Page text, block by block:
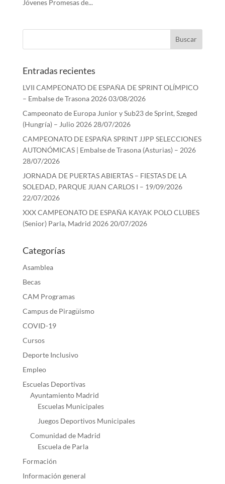
Jóvenes Promesas de...
Entradas recientes
LVII CAMPEONATO DE ESPAÑA DE SPRINT OLÍMPICO
– Embalse de Trasona 202603/08/2026
Campeonato de Europa Junior y Sub23 de Sprint, Szeged
(Hungría) – Julio 2026 28/07/2026
CAMPEONATO DE ESPAÑA SPRINT JJPP SELECCIONES
AUTONÓMICAS | Embalse de Trasona (Asturias) – 2026
28/07/2026
JORNADA DE PUERTAS ABIERTAS – FIESTAS DE LA
SOLEDAD, PARQUE JUAN CARLOS I – 19/09/2026
22/07/2026
XXX CAMPEONATO DE ESPAÑA KAYAK POLO CLUBES
(Senior) Parla, Madrid 2026 20/07/2026
Categorías
Asamblea
Becas
CAM Programas
Campus de Piragüismo
COVID-19
Cursos
Deporte Inclusivo
Empleo
Escuelas Deportivas
Ayuntamiento Madrid
Escuelas Municipales
Juegos Deportivos Municipales
Comunidad de Madrid
Escuela de Parla
Formación
Información general